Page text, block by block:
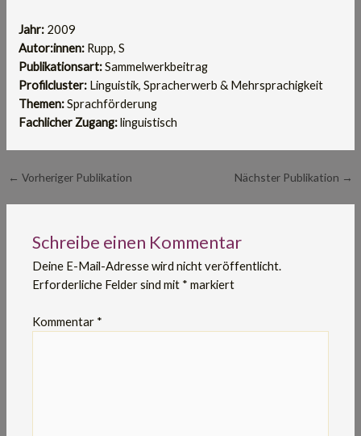
Jahr:2009
Autor:innen:Rupp, S
Publikationsart:Sammelwerkbeitrag
Profilcluster:Linguistik, Spracherwerb & Mehrsprachigkeit
Themen:Sprachförderung
Fachlicher Zugang:linguistisch
← Vorheriger Publikation Nächster Publikation →
Schreibe einen Kommentar
Deine E-Mail-Adresse wird nicht veröffentlicht.
Erforderliche Felder sind mit * markiert
Kommentar *